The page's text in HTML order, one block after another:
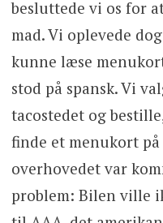
besluttede vi os for
mad. Vi oplevede
kunne læse
stod på spansk. Vi
tacostedet og
finde et menukort
overhovedet var
problem: Bilen ville